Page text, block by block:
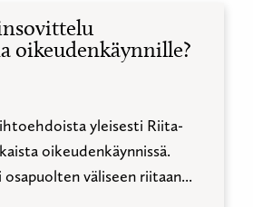
oikeudenkäynnille?
yleisesti Riita-
oikeudenkäynnissä.
väliseen riitaan...